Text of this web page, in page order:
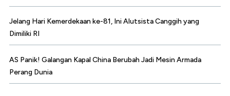
Jelang Hari Kemerdekaan ke-81, Ini Alutsista Canggih yang
Dimiliki RI
AS Panik! Galangan Kapal China Berubah Jadi Mesin Armada
Perang Dunia